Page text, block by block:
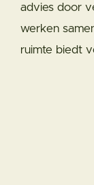
advies door
werken
ruimte biedt